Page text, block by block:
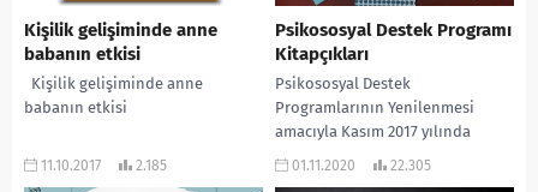
Kişilik gelişiminde anne
babanın etkisi
Kişilik gelişiminde anne
babanın etkisi
11.10.2017 2.185
Psikososyal Destek Programı
Kitapçıkları
Psikososyal Destek
Programlarının Yenilenmesi
amacıyla Kasım 2017 yılında
UNICEF ile başlatılan proje
01.11.2020 22.305